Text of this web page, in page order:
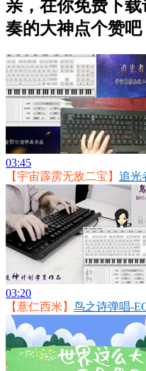
亲，在你免费下
奏的大神点个赞吧
03:45
【宇宙霹雳无敌二宝】 追光
03:20
【薏仁西米】 鸟之诗弹唱-